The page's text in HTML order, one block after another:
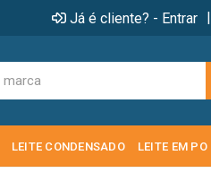
Já é cliente? - Entrar |
LEITE CONDENSADO LEITE EM PO